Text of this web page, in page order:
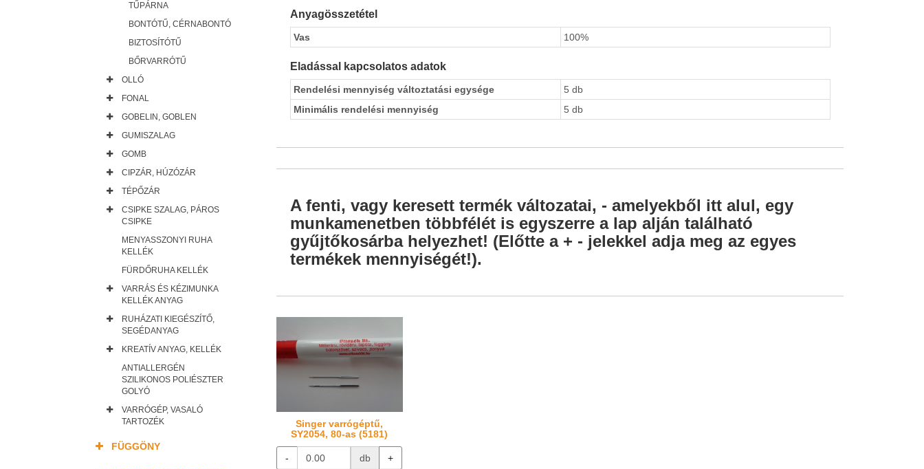
Anyagösszetétel
Vas 100%
Eladással kapcsolatos adatok
Rendelési mennyiség változtatási egysége
5 db
Minimális rendelési mennyiség
5 db
A fenti, vagy keresett termék változatai, - amelyekből itt alul, egy
munkamenetben többfélét is egyszerre a lap alján található
gyűjtőkosárba helyezhet! (Előtte a + - jelekkel adja meg az egyes
termékek mennyiségét!).
Singer varrógéptű,
SY2054, 80-as (5181)
- db +
TŰPÁRNA
BONTÓTŰ, CÉRNABONTÓ
BIZTOSÍTÓTŰ
BŐRVARRÓTŰ
OLLÓ
FONAL
GOBELIN, GOBLEN
GUMISZALAG
GOMB
CIPZÁR, HÚZÓZÁR
TÉPŐZÁR
CSIPKE SZALAG, PÁROS
CSIPKE
MENYASSZONYI RUHA
KELLÉK
FÜRDŐRUHA KELLÉK
VARRÁS ÉS KÉZIMUNKA
KELLÉK ANYAG
RUHÁZATI KIEGÉSZÍTŐ,
SEGÉDANYAG
KREATÍV ANYAG, KELLÉK
ANTIALLERGÉN
SZILIKONOS POLIÉSZTER
GOLYÓ
VARRÓGÉP, VASALÓ
TARTOZÉK
FÜGGÖNY